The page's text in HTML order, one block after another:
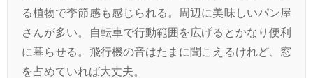
る植物で季節感も感じられる。周辺に美味しいパン屋
さんが多い。自転車で行動範囲を広げるとかなり便利
に暮らせる。飛行機の音はたまに聞こえるけれど、窓
を占めていれば大丈夫。